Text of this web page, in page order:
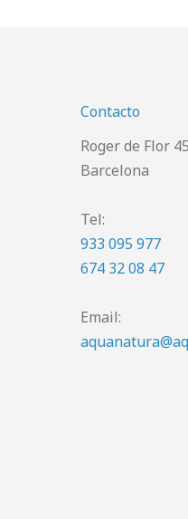
Contacto
Roger de Flor
Barcelona
Tel:
933 095 977
674 32 08 47
Email: